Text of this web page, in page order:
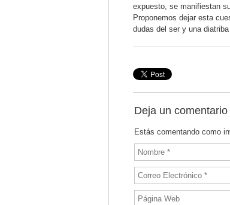
expuesto, se manifiestan
Proponemos dejar esta
dudas del ser y una
Deja un comentario
Estás comentando como